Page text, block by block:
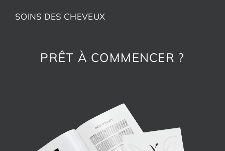
SOINS DES CHEVEUX
PRÊT À COMMENCER ?